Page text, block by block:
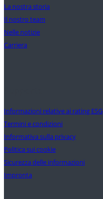
La nostra storia
Il nostro team
Nelle notizie
Carriera
Informazioni relative ai rating ESG
Termini e condizioni
Informativa sulla privacy
Politica sui cookie
Sicurezza delle informazioni
Impronta